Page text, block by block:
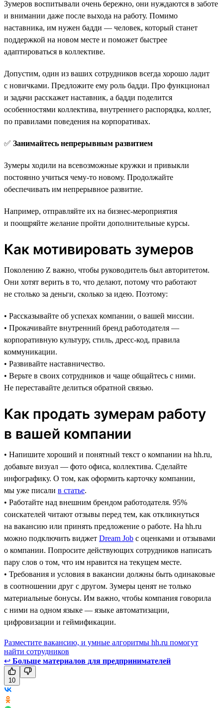
Зумеров воспитывали очень бережно, они нуждаются в заботе
и внимании даже после выхода на работу. Помимо
наставника, им нужен бадди — человек, который станет
поддержкой на новом месте и поможет быстрее
адаптироваться в коллективе.
Допустим, один из ваших сотрудников всегда хорошо ладит
с новичками. Предложите ему роль бадди. Про функционал
и задачи расскажет наставник, а бадди поделится
особенностями коллектива, внутреннего распорядка, коллег,
по правилами поведения на корпоративах.
✅ Занимайтесь непрерывным развитием
Зумеры ходили на всевозможные кружки и привыкли
постоянно учиться чему-то новому. Продолжайте
обеспечивать им непрерывное развитие.
Например, отправляйте их на бизнес-мероприятия
и поощряйте желание пройти дополнительные курсы.
Как мотивировать зумеров
Поколению Z важно, чтобы руководитель был авторитетом.
Они хотят верить в то, что делают, потому что работают
не столько за деньги, сколько за идею. Поэтому:
• Рассказывайте об успехах компании, о вашей миссии.
• Прокачивайте внутренний бренд работодателя —
корпоративную культуру, стиль, дресс-код, правила
коммуникации.
• Развивайте наставничество.
• Верьте в своих сотрудников и чаще общайтесь с ними.
Не переставайте делиться обратной связью.
Как продать зумерам работу
в вашей компании
• Напишите хороший и понятный текст о компании на hh.ru,
добавьте визуал — фото офиса, коллектива. Сделайте
инфографику. О том, как оформить карточку компании,
мы уже писали в статье.
• Работайте над внешним брендом работодателя. 95%
соискателей читают отзывы перед тем, как откликнуться
на вакансию или принять предложение о работе. На hh.ru
можно подключить виджет Dream Job с оценками и отзывами
о компании. Попросите действующих сотрудников написать
пару слов о том, что им нравится на текущем месте.
• Требования и условия в вакансии должны быть одинаковые
в соотношении друг с другом. Зумеры ценят не только
материальные бонусы. Им важно, чтобы компания говорила
с ними на одном языке — языке автоматизации,
цифровизации и геймификации.
Разместите вакансию, и умные алгоритмы hh.ru помогут
найти сотрудников
↩ Больше материалов для предпринимателей
10